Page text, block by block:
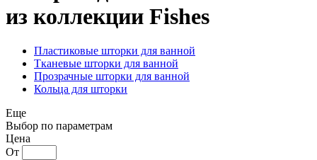
из коллекции Fishes
Пластиковые шторки для ванной
Тканевые шторки для ванной
Прозрачные шторки для ванной
Кольца для шторки
Еще
Выбор по параметрам
Цена
От